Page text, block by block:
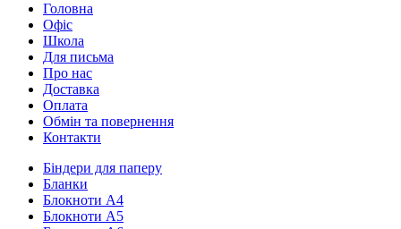
Головна
Офіс
Школа
Для письма
Про нас
Доставка
Оплата
Обмін та повернення
Контакти
Біндери для паперу
Бланки
Блокноти А4
Блокноти А5